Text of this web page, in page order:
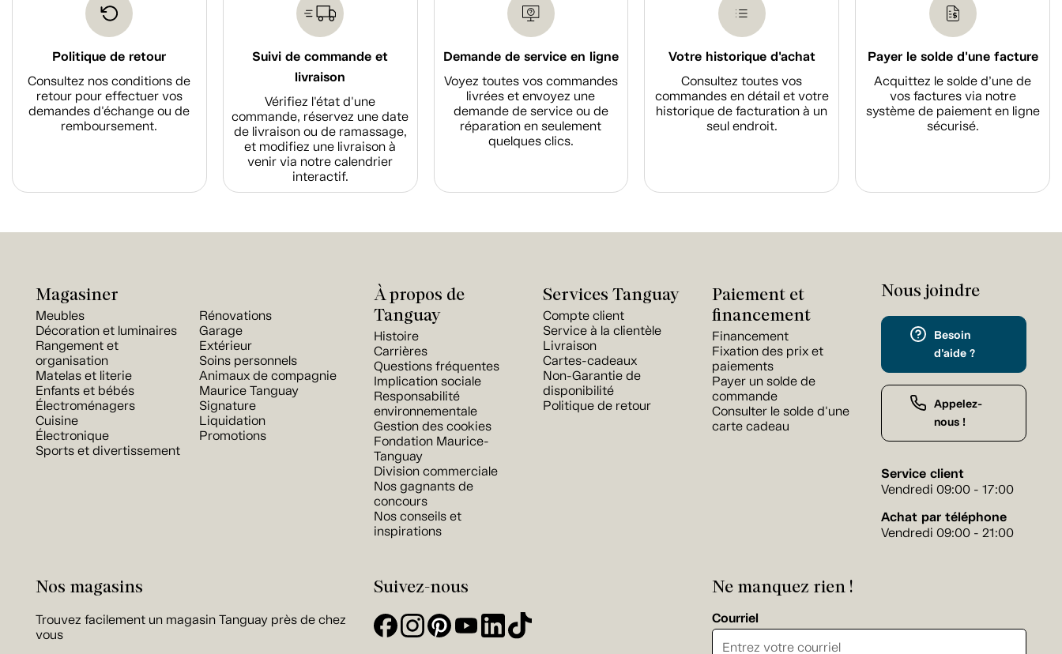
Politique de retour
Consultez nos conditions de
retour pour effectuer vos
demandes d'échange ou de
remboursement.
Suivi de commande et
livraison
Vérifiez l'état d'une
commande, réservez une date
de livraison ou de ramassage,
et modifiez une livraison à
venir via notre calendrier
interactif.
Demande de service en ligne
Voyez toutes vos commandes
livrées et envoyez une
demande de service ou de
réparation en seulement
quelques clics.
Votre historique d'achat
Consultez toutes vos
commandes en détail et votre
historique de facturation à un
seul endroit.
Payer le solde d'une facture
Acquittez le solde d’une de
vos factures via notre
système de paiement en ligne
sécurisé.
Magasiner
Meubles
Décoration et luminaires
Rangement et
organisation
Matelas et literie
Enfants et bébés
Électroménagers
Cuisine
Électronique
Sports et divertissement
Rénovations
Garage
Extérieur
Soins personnels
Animaux de compagnie
Maurice Tanguay
Signature
Liquidation
Promotions
À propos de
Tanguay
Histoire
Carrières
Questions fréquentes
Implication sociale
Responsabilité
environnementale
Gestion des cookies
Fondation Maurice-
Tanguay
Division commerciale
Nos gagnants de
concours
Nos conseils et
inspirations
Services Tanguay
Compte client
Service à la clientèle
Livraison
Cartes-cadeaux
Non-Garantie de
disponibilité
Politique de retour
Paiement et
financement
Financement
Fixation des prix et
paiements
Payer un solde de
commande
Consulter le solde d'une
carte cadeau
Nous joindre
Besoin
d'aide ?
Appelez-
nous !
Service client
Vendredi 09:00 - 17:00
Achat par téléphone
Vendredi 09:00 - 21:00
Nos magasins
Trouvez facilement un magasin Tanguay près de chez
vous
Suivez-nous Ne manquez rien !
Courriel